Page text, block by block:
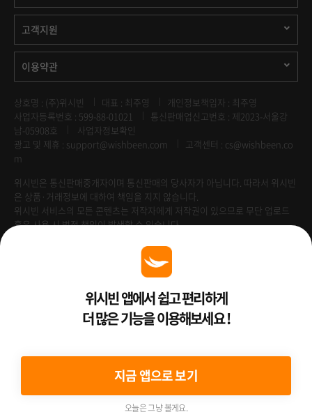
고객지원
이용약관
상호명 : (주)위시빈 대표 : 최주영
개인정보책임자 : 최주영
사업자등록번호 : 599-88-01021
통신판매업신고번호 : 제2023-서울강
남-05908호
사업자정보확인
광고 및 제휴 : support@wishbeen.com
고객센터 : cs@wishbeen.co
m
위시빈은 통신판매중개자이며 통신판매의 당사자가 아닙니다. 따라서 위시빈
은 상품·거래정보에 대하여 책임을 지지 않습니다.
위시빈 서비스의 모든 콘텐츠는 저작자에게 저작권이 있으므로 무단 업로드
혹은 사용 시 법적 책임이 발생할 수 있습니다.
Venture Enterprise위시빈 앱에서 쉽고 편리하게
더 많은 기능을 이용해보세요 !
지금 앱으로 보기
오늘은 그냥 볼게요.